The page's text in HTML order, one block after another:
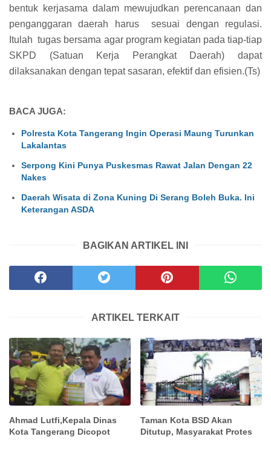
bentuk kerjasama dalam mewujudkan perencanaan dan
penganggaran daerah harus
sesuai dengan regulasi.
Itulah tugas bersama agar program kegiatan pada tiap-tiap
SKPD (Satuan Kerja Perangkat Daerah) dapat
dilaksanakan dengan tepat sasaran, efektif dan efisien.(Ts)
BACA JUGA:
Polresta Kota Tangerang Ingin Operasi Maung Turunkan
Lakalantas
Serpong Kini Punya Puskesmas Rawat Jalan Dengan 22
Nakes
Daerah Wisata di Zona Kuning Di Serang Boleh Buka. Ini
Keterangan ASDA
BAGIKAN ARTIKEL INI
ARTIKEL TERKAIT
Ahmad Lutfi,Kepala Dinas
Kota Tangerang Dicopot
Taman Kota BSD Akan
Ditutup, Masyarakat Protes